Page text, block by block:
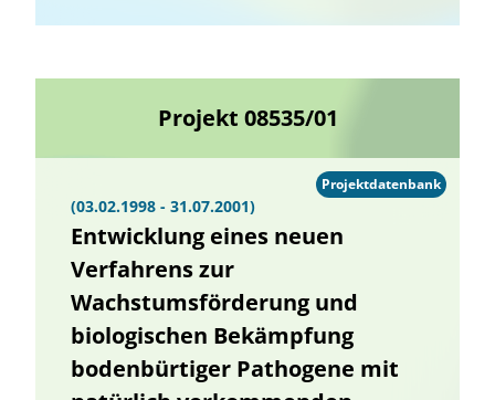
Projekt 08535/01
(03.02.1998 - 31.07.2001)
Entwicklung eines neuen
Verfahrens zur
Wachstumsförderung und
biologischen Bekämpfung
bodenbürtiger Pathogene mit
Projektdatenbank